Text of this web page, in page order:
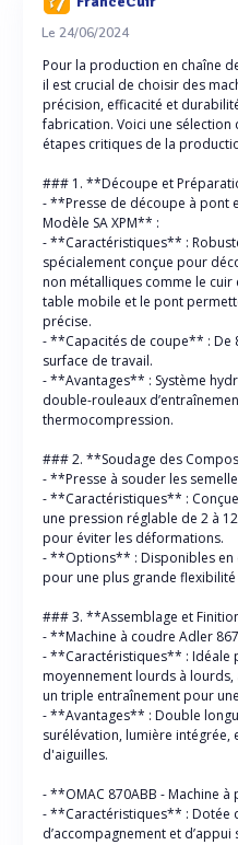
Le 24/06/2024
Pour la production en chaîne
il est crucial de choisir des
précision, efficacité et
fabrication. Voici une sélection
étapes critiques de la
### 1. **Découpe et
- **Presse de découpe à pont
Modèle SA XPM** :
- **Caractéristiques** :
spécialement conçue pour
non métalliques comme le cuir
table mobile et le pont
précise.
- **Capacités de coupe** : De
surface de travail.
- **Avantages** : Système
double-rouleaux
thermocompression.
### 2. **Soudage des
- **Presse à souder les
- **Caractéristiques** :
une pression réglable de 2 à
pour éviter les déformations.
- **Options** : Disponibles en
pour une plus grande
### 3. **Assemblage et
- **Machine à coudre Adler
- **Caractéristiques** : Idéale
moyennement lourds à lourds,
un triple entraînement pour
- **Avantages** : Double
surélévation, lumière intégrée,
d'aiguilles.
- **OMAC 870ABB - Machine
- **Caractéristiques** : Dotée
d’accompagnement et